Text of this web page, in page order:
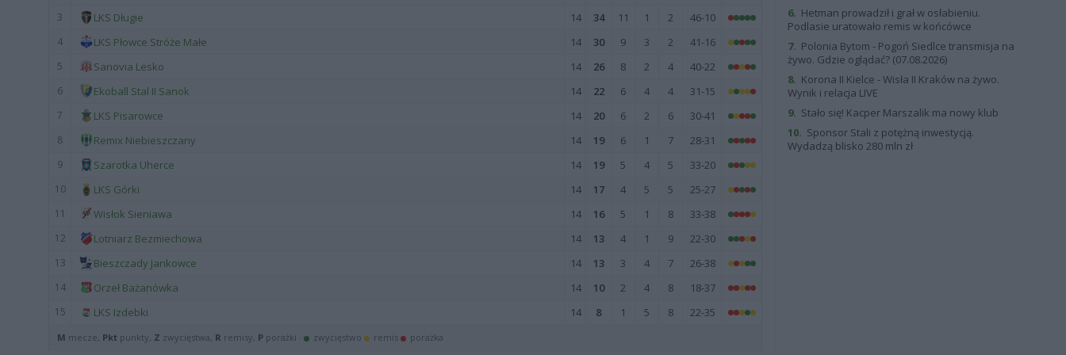
3 LKS Długie 14 34 11 1 2 46-10
4 LKS Płowce Stróże Małe 14 30 9 3 2 41-16
5 Sanovia Lesko 14 26 8 2 4 40-22
6 Ekoball Stal II Sanok 14 22 6 4 4 31-15
7 LKS Pisarowce 14 20 6 2 6 30-41
8 Remix Niebieszczany 14 19 6 1 7 28-31
9 Szarotka Uherce 14 19 5 4 5 33-20
10 LKS Górki 14 17 4 5 5 25-27
11 Wisłok Sieniawa 14 16 5 1 8 33-38
12 Lotniarz Bezmiechowa 14 13 4 1 9 22-30
13 Bieszczady Jankowce 14 13 3 4 7 26-38
14 Orzeł Bażanówka 14 10 2 4 8 18-37
15 LKS Izdebki 14 8 1 5 8 22-35
M mecze, Pkt punkty, Z zwycięstwa, R remisy, P porażki · zwycięstwo remis porażka
6. Hetman prowadził i grał w osłabieniu.
Podlasie uratowało remis w końcówce
7. Polonia Bytom - Pogoń Siedlce transmisja na
żywo. Gdzie oglądać? (07.08.2026)
8. Korona II Kielce - Wisła II Kraków na żywo.
Wynik i relacja LIVE
9. Stało się! Kacper Marszalik ma nowy klub
10. Sponsor Stali z potężną inwestycją.
Wydadzą blisko 280 mln zł